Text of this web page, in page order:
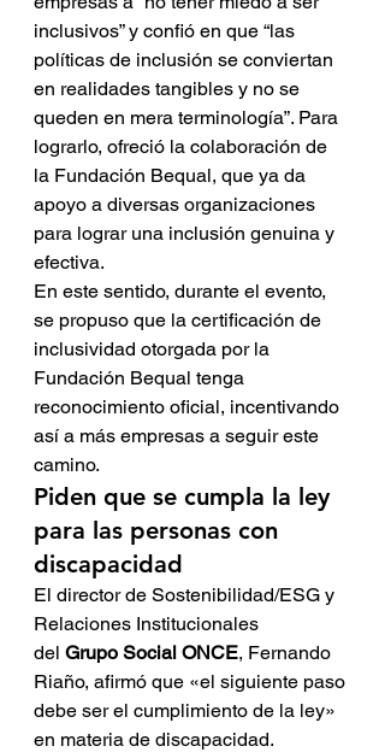
inclusivos” y confió en que “las
políticas de inclusión se conviertan
en realidades tangibles y no se
queden en mera terminología”. Para
lograrlo, ofreció la colaboración de
la Fundación Bequal, que ya da
apoyo a diversas organizaciones
para lograr una inclusión genuina y
efectiva.
En este sentido, durante el evento,
se propuso que la certificación de
inclusividad otorgada por la
Fundación Bequal tenga
reconocimiento oficial, incentivando
así a más empresas a seguir este
camino.
Piden que se cumpla la ley
para las personas con
discapacidad
El director de Sostenibilidad/ESG y
Relaciones Institucionales
del Grupo Social ONCE, Fernando
Riaño, afirmó que «el siguiente paso
debe ser el cumplimiento de la ley»
en materia de discapacidad.